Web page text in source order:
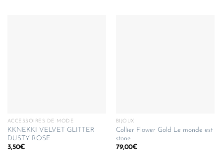
ACCESSOIRES DE MODE
KKNEKKI VELVET GLITTER
DUSTY ROSE
3,50€
BIJOUX
Collier Flower Gold Le monde est
stone
79,00€